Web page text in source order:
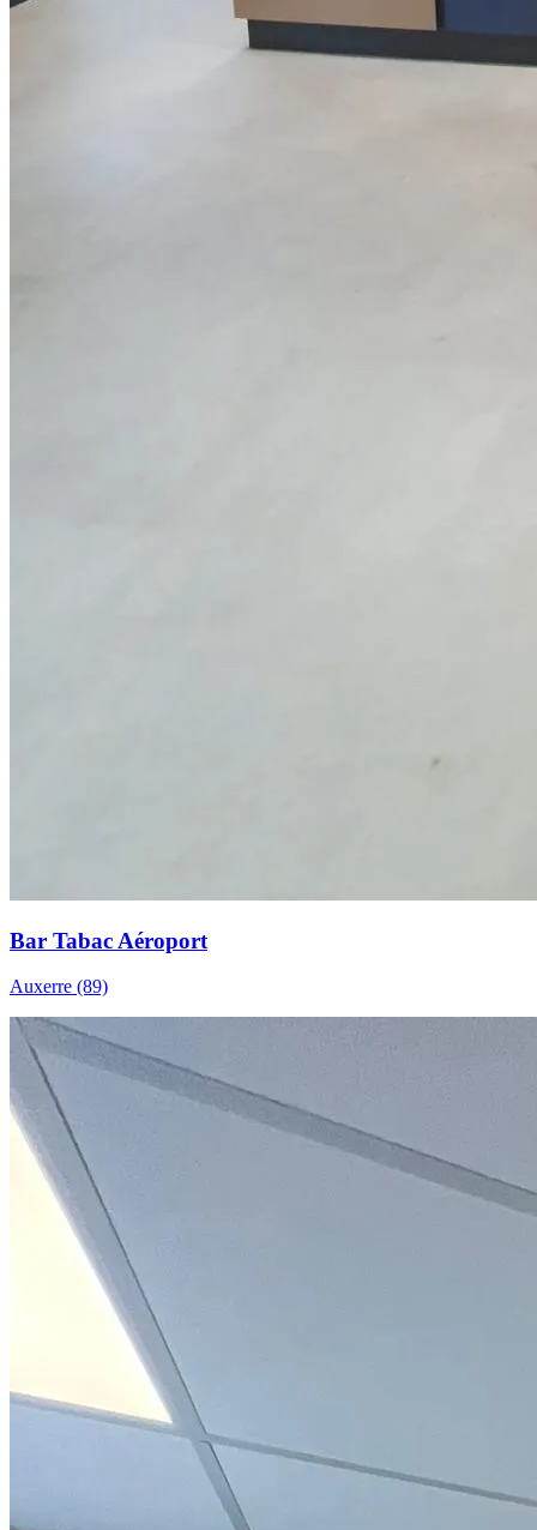
Bar Tabac Aéroport
Auxerre (89)